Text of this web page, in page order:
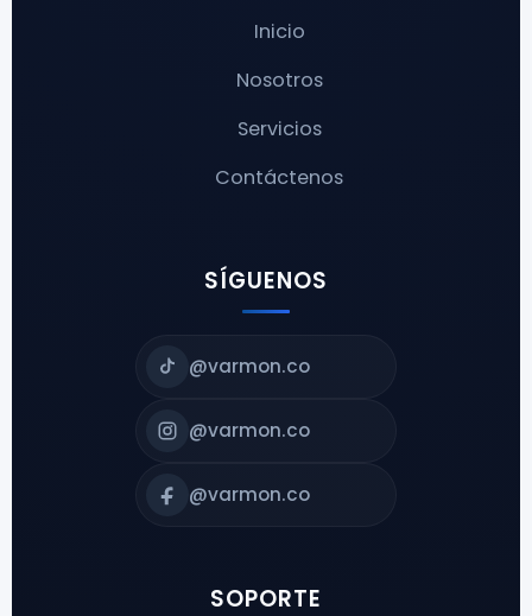
Inicio
Nosotros
Servicios
Contáctenos
SÍGUENOS
@varmon.co
@varmon.co
@varmon.co
SOPORTE